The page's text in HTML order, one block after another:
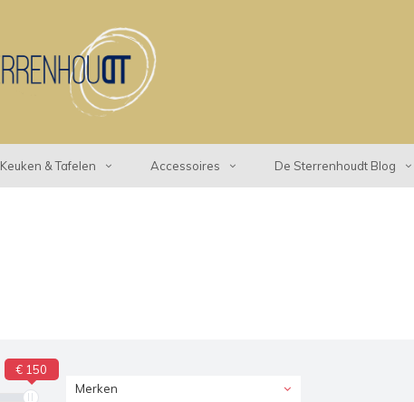
Keuken & Tafelen Accessoires De Sterrenhoudt Blog
€ 150
Merken